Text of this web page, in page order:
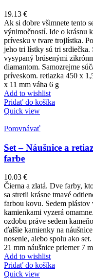
19.13 €
Ak si dobre všimnete tento
výnimočností. Ide o krásnu
prívesku v tvare trojlístka.
jeho tri lístky sú tri srdiečka.
vysypaný brúsenými
diamantom. Samozrejme
príveskom. retiazka 450 x
x 11 mm váha 6 g
Add to wishlist
Pridať do košíka
Quick view
Porovnávať
Set – Náušnice a
farbe
10.03 €
Čierna a zlatá. Dve farby,
sa stretli krásne tmavé
farbou kovu. Sedem
kamienkami vyzerá
ozdobu práve sedem
ďalšie kamienky na
nosenie, alebo spolu ako
21 mm náušnice priemer 7
Add to wishlist
Pridať do košíka
Quick view